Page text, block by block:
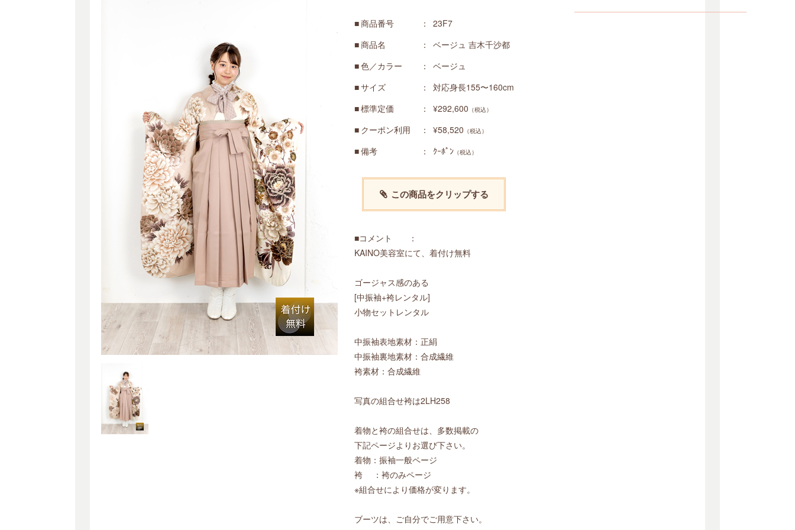
商品番号
23F7
商品名
ベージュ 吉木千沙都
色／カラー
ベージュ
サイズ
対応身長155〜160cm
標準定価
¥292,600 （税込）
クーポン利用 ¥58,520 （税込）
備考 ｸｰﾎﾟﾝ（税込）
この商品をクリップする
■コメント ：
KAINO美容室にて、着付け無料
ゴージャス感のある
[中振袖+袴レンタル]
小物セットレンタル
中振袖表地素材：正絹
中振袖裏地素材：合成繊維
袴素材：合成繊維
写真の組合せ袴は2LH258
着物と袴の組合せは、多数掲載の
下記ページよりお選び下さい。
着物：振袖一般ページ
袴 ：袴のみページ
※組合せにより価格が変ります。
ブーツは、ご自分でご用意下さい。